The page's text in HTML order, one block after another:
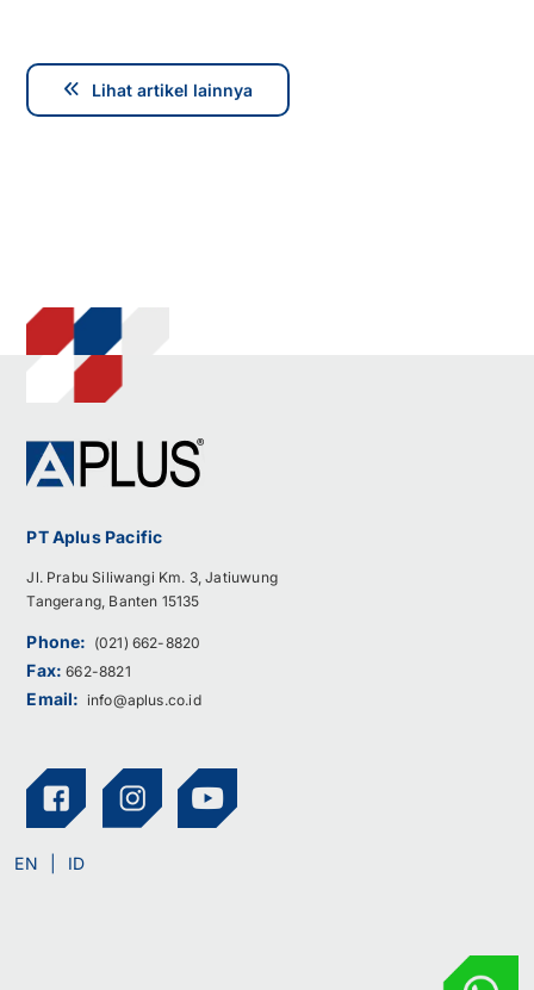
Lihat artikel lainnya
PT Aplus Pacific
Jl. Prabu Siliwangi Km. 3, Jatiuwung
Tangerang, Banten 15135
Phone: (021) 662-8820
Fax:662-8821
Email: info@aplus.co.id
EN ID